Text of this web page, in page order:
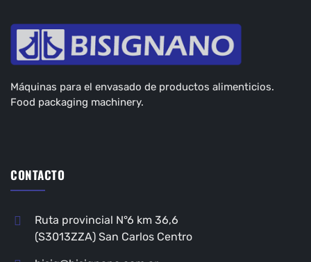
Máquinas para el envasado de productos alimenticios.
Food packaging machinery.
CONTACTO
Ruta provincial N°6 km 36,6
(S3013ZZA) San Carlos Centro